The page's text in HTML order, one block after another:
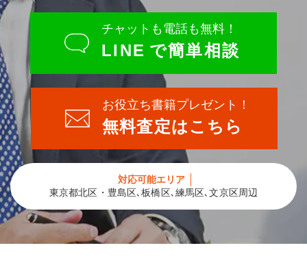
チャットも電話も無料！
LINE で簡単相談
お役立ち書籍プレゼント！
無料査定はこちら
対応可能エリア
東京都北区・豊島区､板橋区､練馬区､文京区周辺